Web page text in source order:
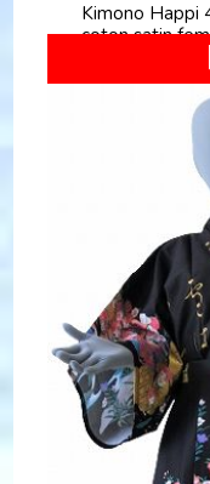
Kimono Happi
coton satin